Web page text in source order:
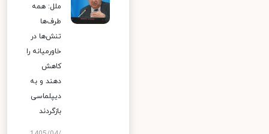
ملل: همه
طرف‌ها
تنش‌ها در
خاورمیانه را
کاهش
دهند و به
دیپلماسی
بازگردند